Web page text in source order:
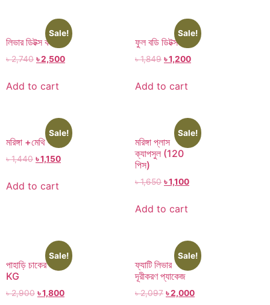
Sale!
লিভার ডিটক্স কম্বো
৳2,740 ৳2,500
Add to cart
Sale!
ফুল বডি ডিটক্স
৳1,849 ৳1,200
Add to cart
Sale!
মরিঙ্গা +মেথি কম্বো
৳1,440 ৳1,150
Add to cart
Sale!
মরিঙ্গা প্লাস
ক্যাপসুল (120
পিস)
৳1,650 ৳1,100
Add to cart
Sale!
পাহাড়ি চাকের মধু 2
KG
৳2,900 ৳1,800
Sale!
ফ্যাটি লিভার
দূরীকরণ প্যাকেজ
৳2,097 ৳2,000